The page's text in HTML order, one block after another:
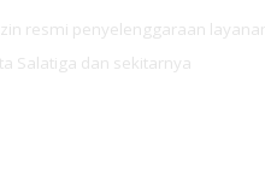
resmi penyelenggaraan
Salatiga dan sekitarnya